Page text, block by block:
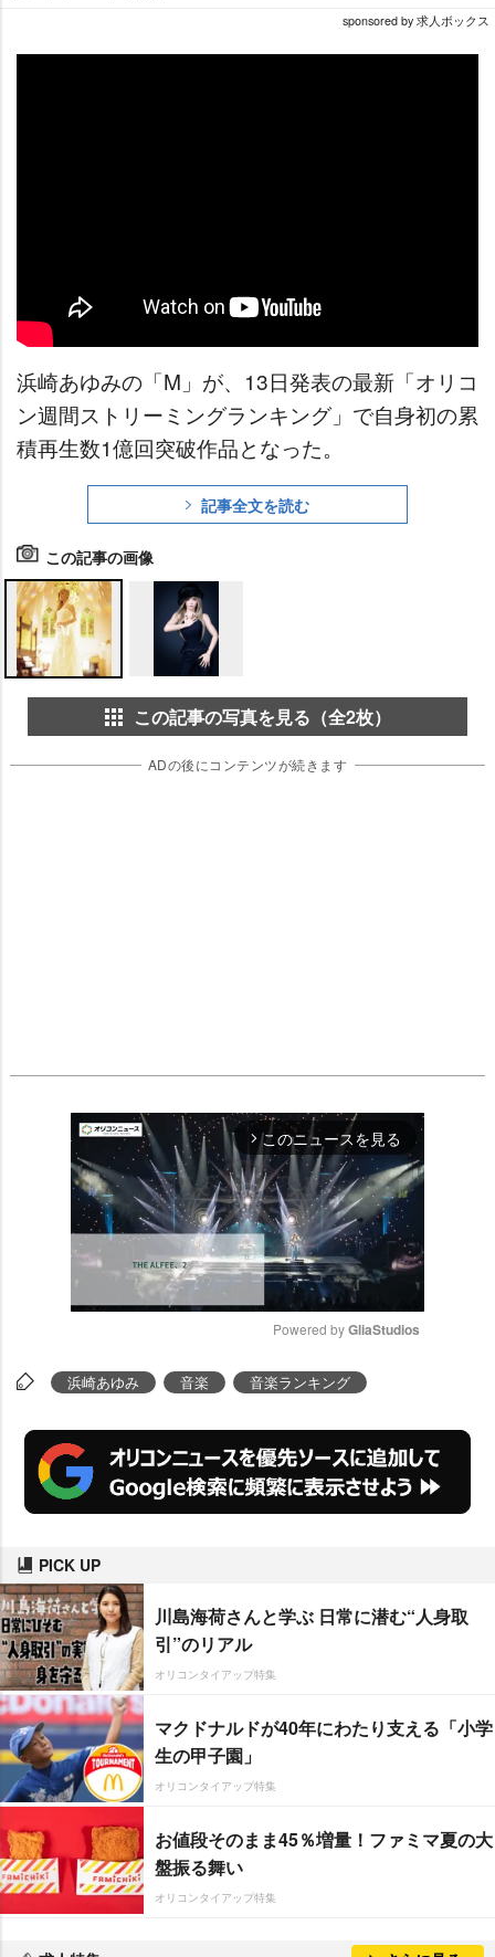
sponsored by 求人ボックス
浜崎あゆみの「M」が、13日発表の最新「オリコ
ン週間ストリーミングランキング」で自身初の累
積再生数1億回突破作品となった。
記事全文を読む
この記事の画像
この記事の写真を見る（全2枚）
ADの後にコンテンツが続きます
arrow_forward_ios このニュースを見る
M
u
Powered by GliaStudios
浜崎あゆみ 音楽 音楽ランキング
PICK UP
川島海荷さんと学ぶ 日常に潜む“人身取
引”のリアル
オリコンタイアップ特集
マクドナルドが40年にわたり支える「小学
生の甲子園」
オリコンタイアップ特集
お値段そのまま45％増量！ファミマ夏の大
盤振る舞い
オリコンタイアップ特集